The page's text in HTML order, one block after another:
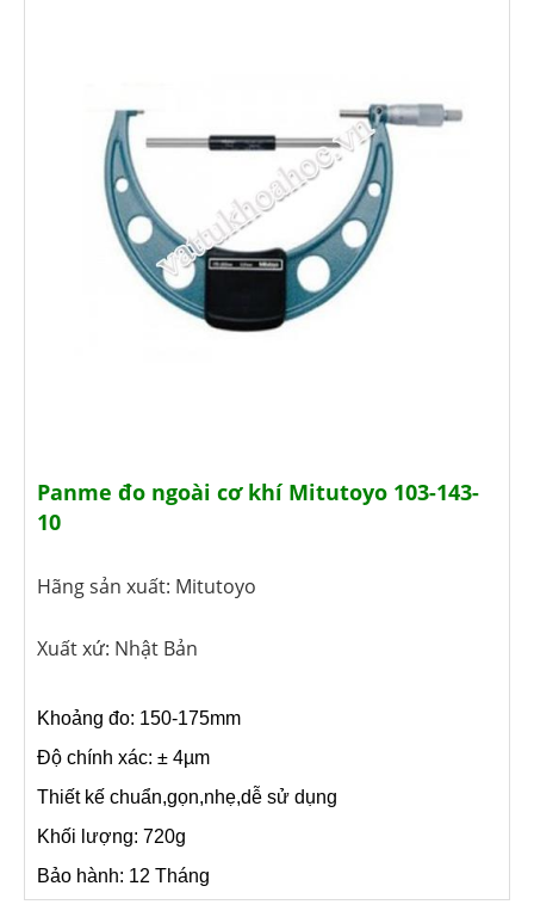
Panme đo ngoài cơ khí Mitutoyo 103-143-
10
Hãng sản xuất: Mitutoyo
Xuất xứ: Nhật Bản
Khoảng đo: 150-175mm
Độ chính xác: ± 4µm
Thiết kế chuẩn,gọn,nhẹ,dễ sử dụng
Khối lượng: 720g
Bảo hành: 12 Tháng